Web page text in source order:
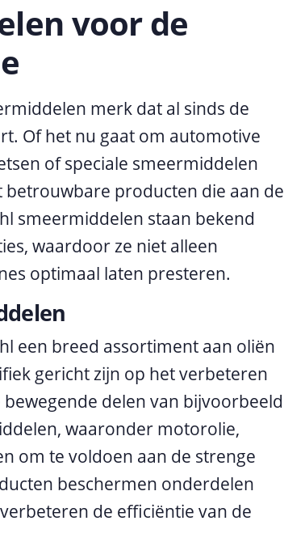
voor de
merk dat al sinds de
Of het nu gaat om automotive
of speciale smeermiddelen
producten die aan de
smeermiddelen staan bekend
waardoor ze niet alleen
optimaal laten presteren.
een breed assortiment aan oliën
gericht zijn op het verbeteren
delen van bijvoorbeeld
waaronder motorolie,
om te voldoen aan de strenge
beschermen onderdelen
de efficiëntie van de